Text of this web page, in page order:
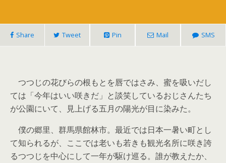
Share Tweet Pin Mail SMS
つつじの花びらの根もとを唇ではさみ、蜜を吸いだし
ては「今年はいい咲きだ」と談笑しているおじさんたち
が公園にいて、見上げる五月の陽光が目に染みた。
僕の郷里、群馬県館林市。最近では日本一暑い町とし
て知られるが、ここでは老いも若きも観光名所に咲き誇
るつつじを中心にして一年が駆け巡る。誰が教えたか、